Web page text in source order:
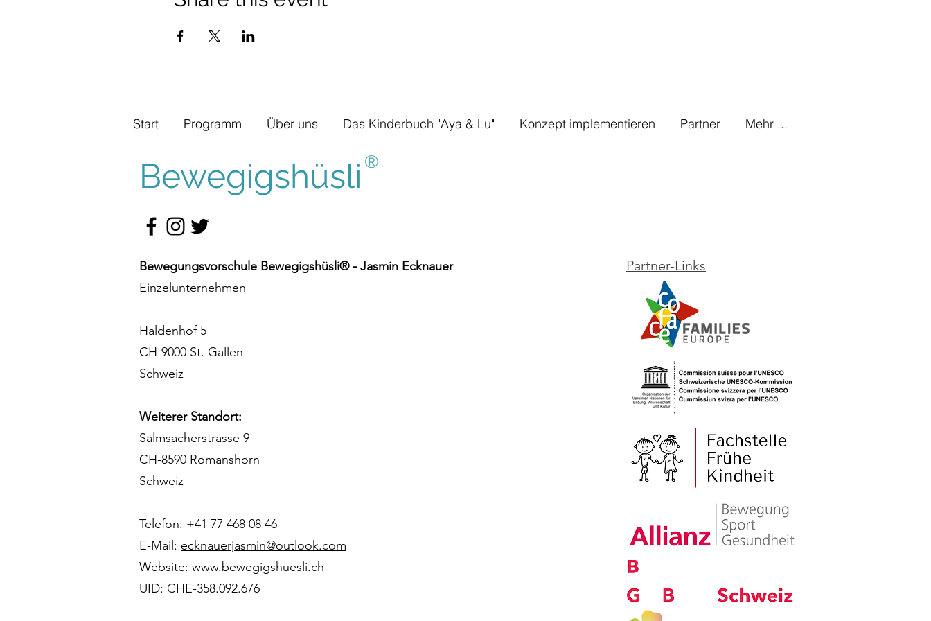
Start Programm Über uns Das Kinderbuch "Aya & Lu" Konzept implementieren Partner Mehr ...
Bewegigshüsli ®
Bewegungsvorschule Bewegigshüsli® - Jasmin Ecknauer
Einzelunternehmen
Haldenhof 5
CH-9000 St. Gallen
Schweiz
Weiterer Standort:
Salmsacherstrasse 9
CH-8590 Romanshorn
Schweiz
Telefon: +41 77 468 08 46
E-Mail: ecknauerjasmin@outlook.com
Website: www.bewegigshuesli.ch
UID: CHE-358.092.676
Partner-Links